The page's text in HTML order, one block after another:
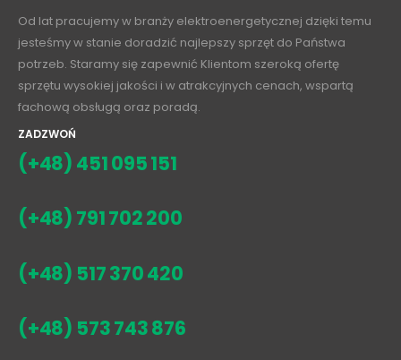
Od lat pracujemy w branży elektroenergetycznej dzięki temu
jesteśmy w stanie doradzić najlepszy sprzęt do Państwa
potrzeb. Staramy się zapewnić Klientom szeroką ofertę
sprzętu wysokiej jakości i w atrakcyjnych cenach, wspartą
fachową obsługą oraz poradą.
ZADZWOŃ
(+48) 451 095 151
(+48) 791 702 200
(+48) 517 370 420
(+48) 573 743 876